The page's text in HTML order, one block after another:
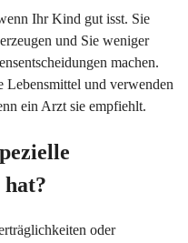
Ihr Kind gut isst. Sie
und Sie weniger
machen.
Lebensmittel und verwenden
ein Arzt sie empfiehlt.
oder